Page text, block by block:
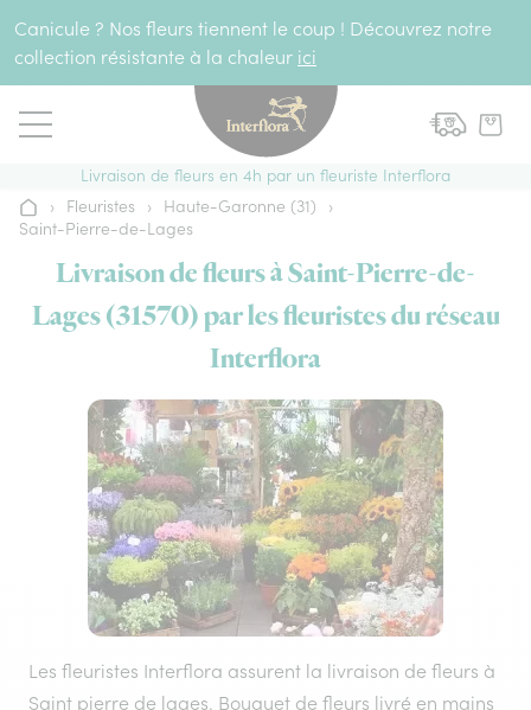
Canicule ? Nos fleurs tiennent le coup ! Découvrez notre
collection résistante à la chaleur ici
Livraison de fleurs en 4h par un fleuriste Interflora
Accueil
› Fleuristes › Haute-Garonne (31)
›
Saint-Pierre-de-Lages
Livraison de fleurs à Saint-Pierre-de-
Lages (31570) par les fleuristes du réseau
Interflora
Les fleuristes Interflora assurent la livraison de fleurs à
Saint pierre de lages. Bouquet de fleurs livré en mains